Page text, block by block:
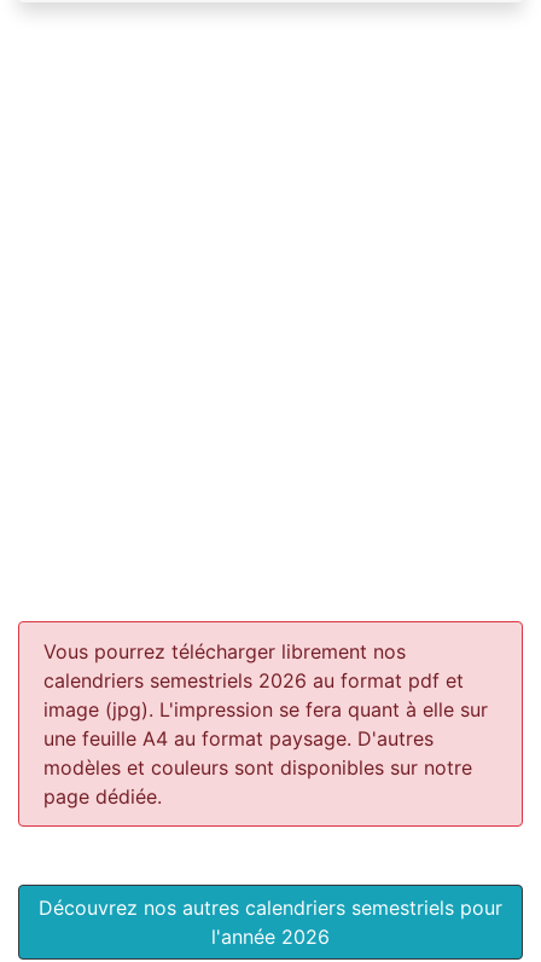
Vous pourrez télécharger librement nos
calendriers semestriels 2026 au format pdf et
image (jpg). L'impression se fera quant à elle sur
une feuille A4 au format paysage. D'autres
modèles et couleurs sont disponibles sur notre
page dédiée.
Découvrez nos autres calendriers semestriels pour
l'année 2026